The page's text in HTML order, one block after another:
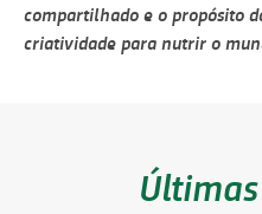
compartilhado e o propósito
criatividade para nutrir o